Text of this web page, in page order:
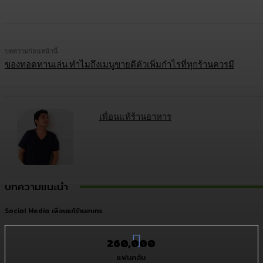
บทความก่อนหน้านี้
ของทอดทานเล่น ทำไมถึงเมนูขายดีตัวเพิ่มกำไรที่ทุกร้านควรมี
เพื่อนแท้ร้านอาหาร
บทความแนะนำ
Social Media เพื่อนแท้ร้านอาหาร
260,000
แฟนคลับ